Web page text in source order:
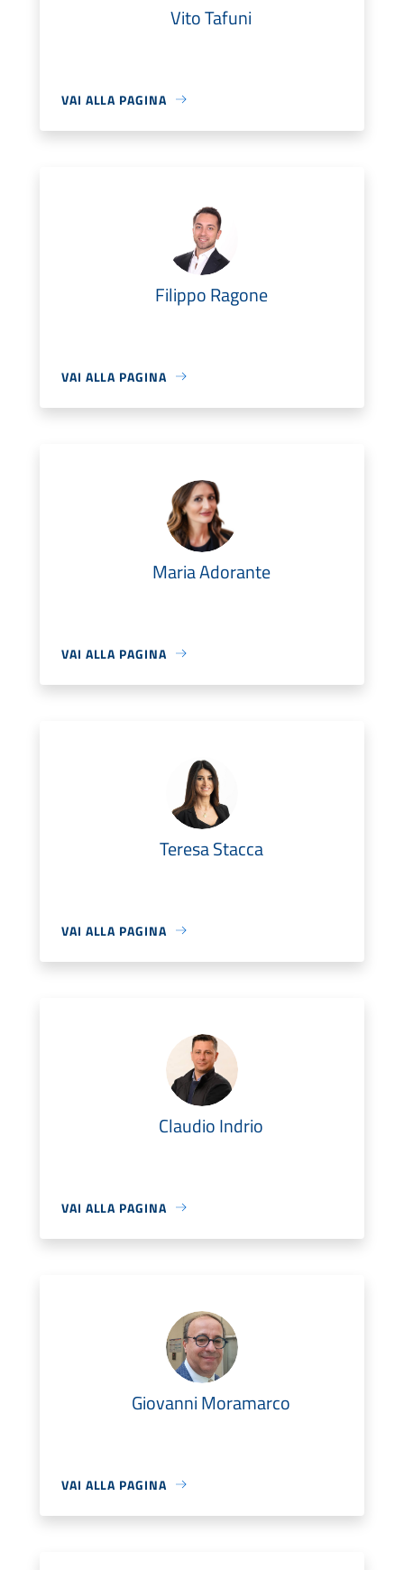
Vito Tafuni
VAI ALLA PAGINA
Filippo Ragone
VAI ALLA PAGINA
Maria Adorante
VAI ALLA PAGINA
Teresa Stacca
VAI ALLA PAGINA
Claudio Indrio
VAI ALLA PAGINA
Giovanni Moramarco
VAI ALLA PAGINA